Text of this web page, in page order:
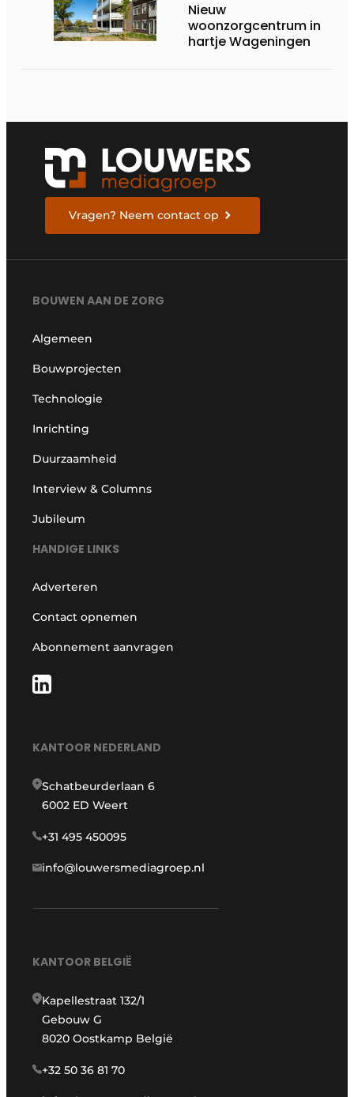
Nieuw
woonzorgcentrum in
hartje Wageningen
Vragen? Neem contact op
BOUWEN AAN DE ZORG
Algemeen
Bouwprojecten
Technologie
Inrichting
Duurzaamheid
Interview & Columns
Jubileum
HANDIGE LINKS
Adverteren
Contact opnemen
Abonnement aanvragen
KANTOOR NEDERLAND
Schatbeurderlaan 6
6002 ED Weert
+31 495 450095
info@louwersmediagroep.nl
KANTOOR BELGIË
Kapellestraat 132/1
Gebouw G
8020 Oostkamp België
+32 50 36 81 70